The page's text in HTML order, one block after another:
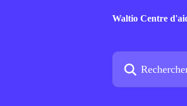
Waltio Centre
Rechercher un